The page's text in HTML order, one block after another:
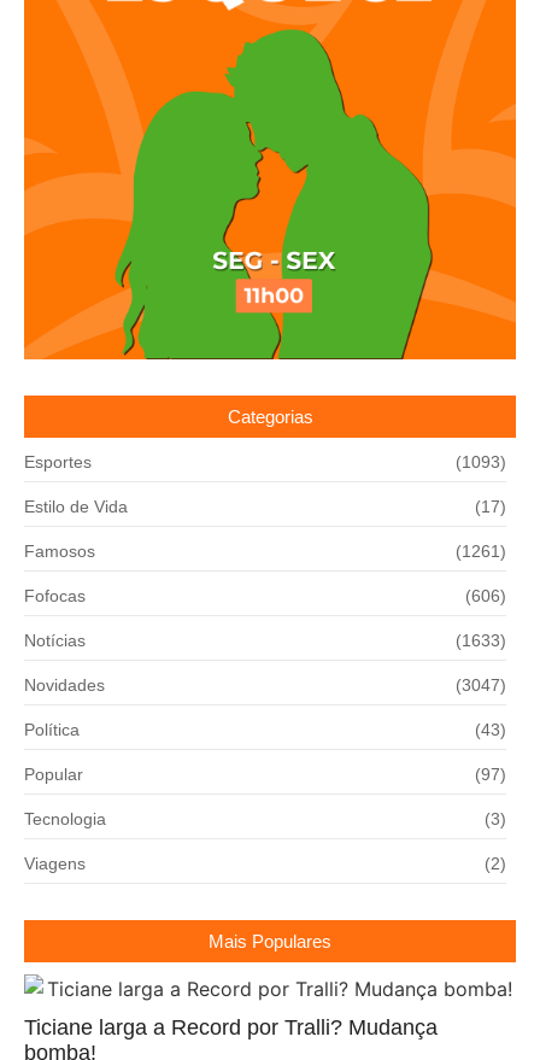
Mais Populares
Ticiane larga a Record por Tralli? Mudança
bomba!
Categorias
Esportes (1093)
Estilo de Vida (17)
Famosos (1261)
Fofocas (606)
Notícias (1633)
Novidades (3047)
Política (43)
Popular (97)
Tecnologia (3)
Viagens (2)